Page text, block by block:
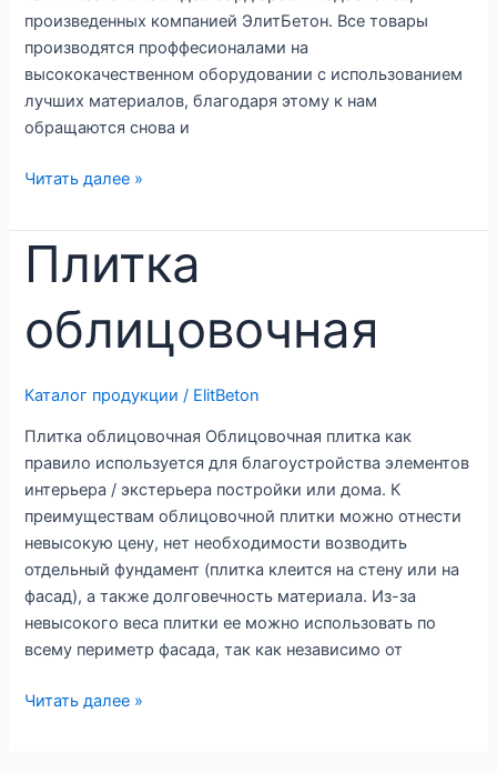
произведенных компанией ЭлитБетон. Все товары
производятся проффесионалами на
высококачественном оборудовании с использованием
лучших материалов, благодаря этому к нам
обращаются снова и
Водосток
бордюр
Читать далее »
Плитка
облицовочная
Каталог продукции / ElitBeton
Плитка облицовочная Облицовочная плитка как
правило используется для благоустройства элементов
интерьера / экстерьера постройки или дома. К
преимуществам облицовочной плитки можно отнести
невысокую цену, нет необходимости возводить
отдельный фундамент (плитка клеится на стену или на
фасад), а также долговечность материала. Из-за
невысокого веса плитки ее можно использовать по
всему периметр фасада, так как независимо от
Плитка
Читать далее »